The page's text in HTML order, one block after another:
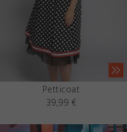
Petticoat
39,99 €